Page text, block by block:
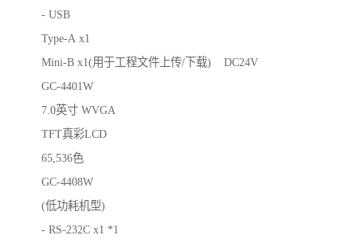
- USB
Type-A x1
Mini-B x1(用于工程文件上传/下载) DC24V
GC-4401W
7.0英寸 WVGA
TFT真彩LCD
65,536色
GC-4408W
(低功耗机型)
- RS-232C x1 *1